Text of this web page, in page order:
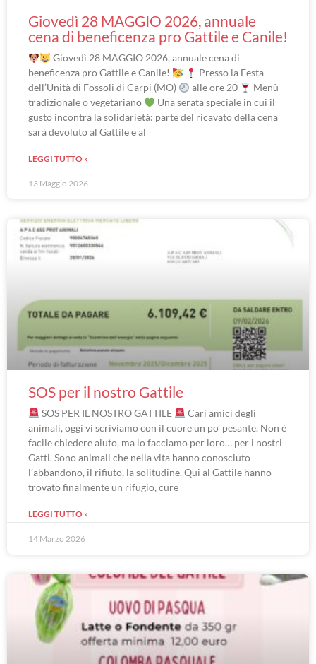
Giovedì 28 MAGGIO 2026, annuale
cena di beneficenza pro Gattile e Canile!
Giovedì 28 MAGGIO 2026, annuale cena di
beneficenza pro Gattile e Canile!
Presso la Festa
dell’Unità di Fossoli di Carpi (MO)
alle ore 20
Menù
tradizionale o vegetariano
Una serata speciale in cui il
gusto incontra la solidarietà: parte del ricavato della cena
sarà devoluto al Gattile e al
LEGGI TUTTO »
13 Maggio 2026
SOS per il nostro Gattile
SOS PER IL NOSTRO GATTILE
Cari amici degli
animali, oggi vi scriviamo con il cuore un po’ pesante. Non è
facile chiedere aiuto, ma lo facciamo per loro… per i nostri
Gatti. Sono animali che nella vita hanno conosciuto
l’abbandono, il rifiuto, la solitudine. Qui al Gattile hanno
trovato finalmente un rifugio, cure
LEGGI TUTTO »
14 Marzo 2026